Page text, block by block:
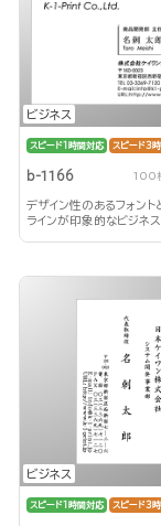
ビジネス
スピード1時間対応 スピード3
b-1166 100
デザイン性のあるフォント
ラインが印象的なビジネス
ビジネス
スピード1時間対応 スピード3